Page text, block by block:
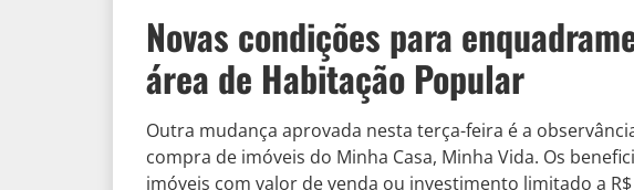
Novas condições para
área de Habitação Popular
Outra mudança aprovada nesta terça-feira é a
compra de imóveis do Minha Casa, Minha Vida. Os
imóveis com valor de venda ou investimento limitado a